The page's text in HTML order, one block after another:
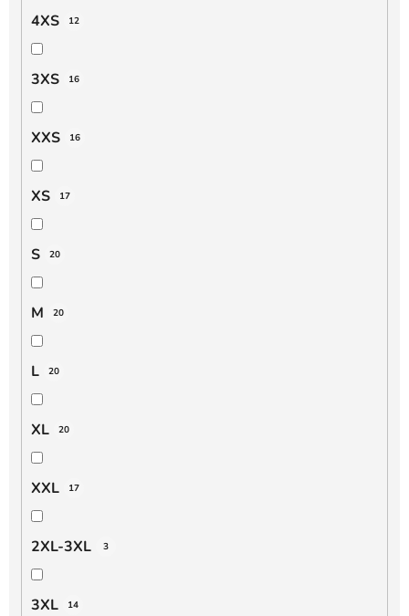
4XS 12
3XS 16
XXS 16
XS 17
S 20
M 20
L 20
XL 20
XXL 17
2XL-3XL 3
3XL 14